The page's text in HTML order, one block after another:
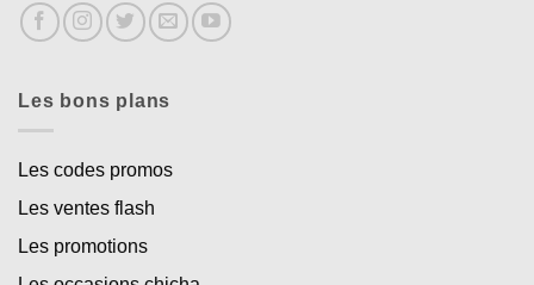
Les bons plans
Les codes promos
Les ventes flash
Les promotions